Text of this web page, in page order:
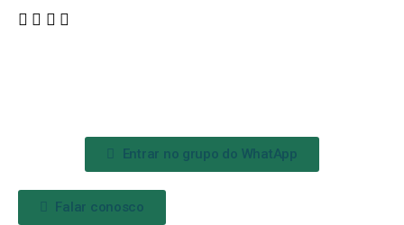
Entrar no grupo do WhatApp
Falar conosco